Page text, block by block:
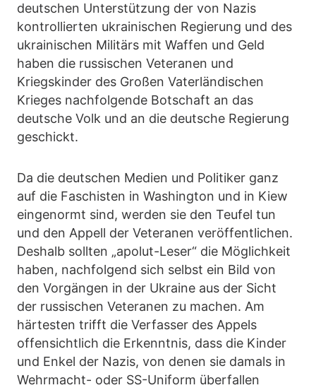
deutschen Unterstützung der von Nazis
kontrollierten ukrainischen Regierung und des
ukrainischen Militärs mit Waffen und Geld
haben die russischen Veteranen und
Kriegskinder des Großen Vaterländischen
Krieges nachfolgende Botschaft an das
deutsche Volk und an die deutsche Regierung
geschickt.
Da die deutschen Medien und Politiker ganz
auf die Faschisten in Washington und in Kiew
eingenormt sind, werden sie den Teufel tun
und den Appell der Veteranen veröffentlichen.
Deshalb sollten „apolut-Leser“ die Möglichkeit
haben, nachfolgend sich selbst ein Bild von
den Vorgängen in der Ukraine aus der Sicht
der russischen Veteranen zu machen. Am
härtesten trifft die Verfasser des Appels
offensichtlich die Erkenntnis, dass die Kinder
und Enkel der Nazis, von denen sie damals in
Wehrmacht- oder SS-Uniform überfallen